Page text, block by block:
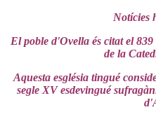
Notícies
El poble d'Ovella és citat el
de la
Aquesta església tingué
segle XV esdevingué